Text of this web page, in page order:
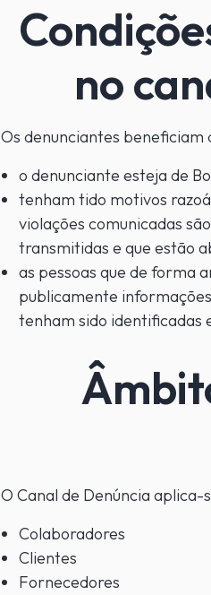
no
Os denunciantes beneficiam
o denunciante esteja de
tenham tido motivos
violações comunicadas
transmitidas e que estão
as pessoas que de forma
publicamente
tenham sido identificadas
O Canal de Denúncia aplica-
Colaboradores
Clientes
Fornecedores